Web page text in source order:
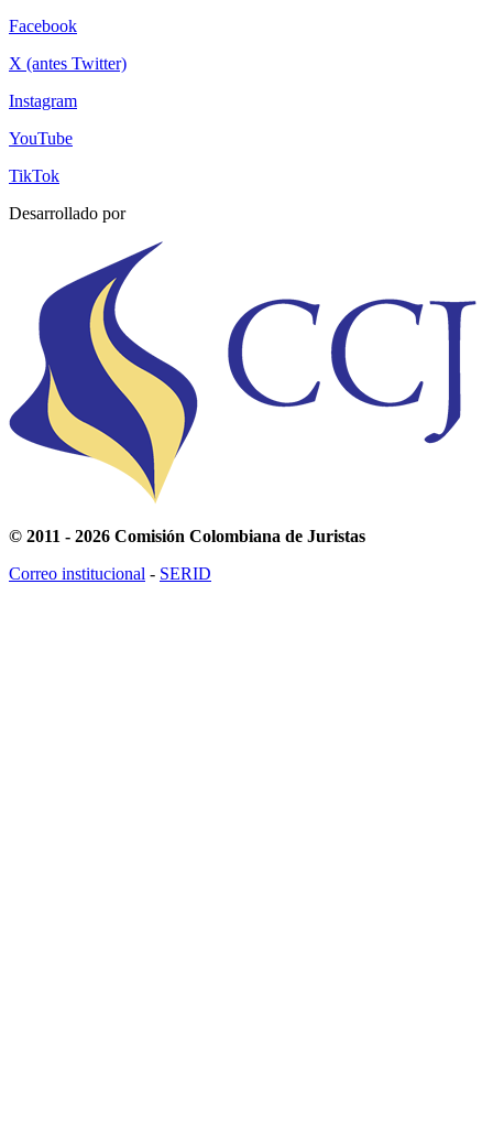
Facebook
X (antes Twitter)
Instagram
YouTube
TikTok
Desarrollado por
© 2011 - 2026 Comisión Colombiana de Juristas
Correo institucional - SERID